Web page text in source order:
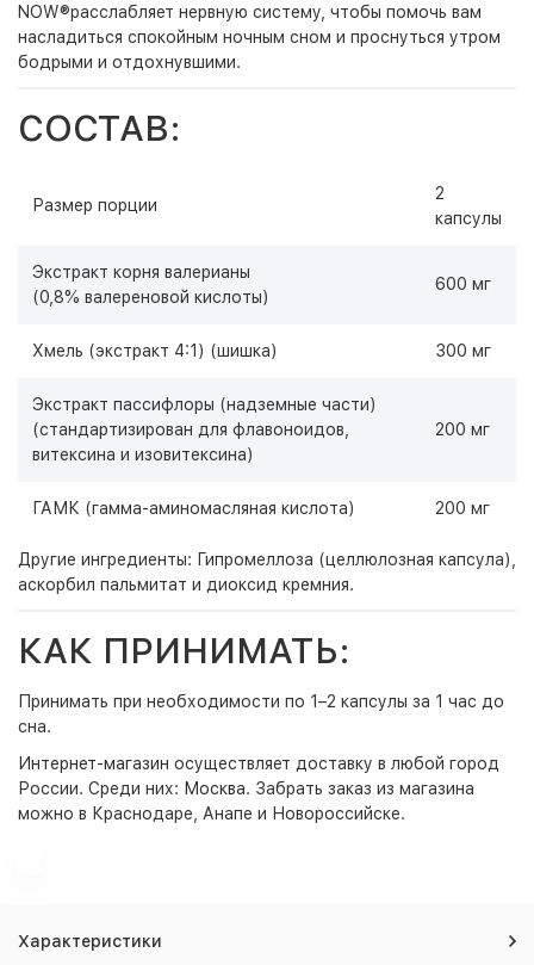
NOW®расслабляет нервную систему, чтобы помочь вам
насладиться спокойным ночным сном и проснуться утром
бодрыми и отдохнувшими.
СОСТАВ:
Размер порции
2
капсулы
Экстракт корня валерианы
(0,8% валереновой кислоты)
600 мг
Хмель (экстракт 4:1) (шишка) 300 мг
Экстракт пассифлоры (надземные части)
(стандартизирован для флавоноидов,
витексина и изовитексина)
200 мг
ГАМК (гамма-аминомасляная кислота) 200 мг
Другие ингредиенты: Гипромеллоза (целлюлозная капсула),
аскорбил пальмитат и диоксид кремния.
КАК ПРИНИМАТЬ:
Принимать при необходимости по 1–2 капсулы за 1 час до
сна.
Интернет-магазин осуществляет доставку в любой город
России. Среди них: Москва. Забрать заказ из магазина
можно в Краснодаре, Анапе и Новороссийске.
Характеристики